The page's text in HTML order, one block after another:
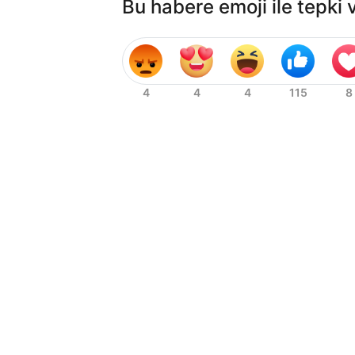
Bu habere emoji ile tepki